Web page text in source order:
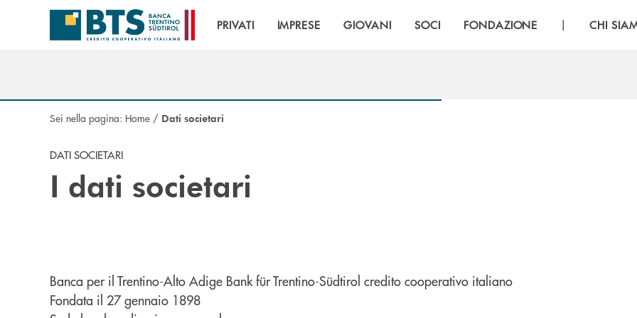
Salta al contenuto principale
PRIVATI IMPRESE GIOVANI SOCI FONDAZIONE | CHI
Sei nella pagina: Home / Dati societari
DATI SOCIETARI
I dati societari
Banca per il Trentino-Alto Adige Bank für Trentino-Südtirol credito cooperativo italiano
Fondata il 27 gennaio 1898